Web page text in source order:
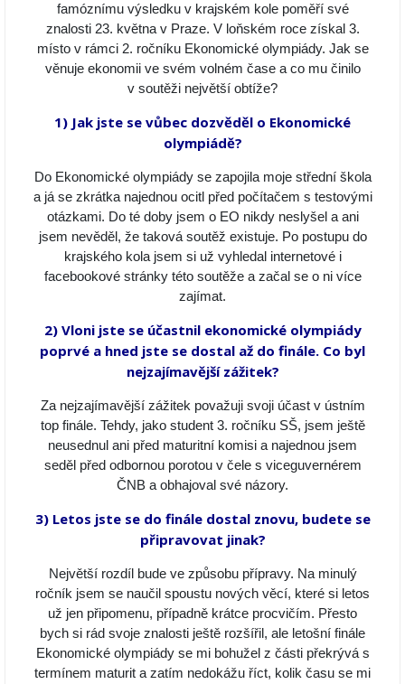
famóznímu výsledku v krajském kole poměří své
znalosti 23. května v Praze. V loňském roce získal 3.
místo v rámci 2. ročníku Ekonomické olympiády. Jak se
věnuje ekonomii ve svém volném čase a co mu činilo
v soutěži největší obtíže?
1) Jak jste se vůbec dozvěděl o Ekonomické
olympiádě?
Do Ekonomické olympiády se zapojila moje střední škola
a já se zkrátka najednou ocitl před počítačem s testovými
otázkami. Do té doby jsem o EO nikdy neslyšel a ani
jsem nevěděl, že taková soutěž existuje. Po postupu do
krajského kola jsem si už vyhledal internetové i
facebookové stránky této soutěže a začal se o ni více
zajímat.
2) Vloni jste se účastnil ekonomické olympiády
poprvé a hned jste se dostal až do finále. Co byl
nejzajímavější zážitek?
Za nejzajímavější zážitek považuji svoji účast v ústním
top finále. Tehdy, jako student 3. ročníku SŠ, jsem ještě
neusednul ani před maturitní komisi a najednou jsem
seděl před odbornou porotou v čele s viceguvernérem
ČNB a obhajoval své názory.
3) Letos jste se do finále dostal znovu, budete se
připravovat jinak?
Největší rozdíl bude ve způsobu přípravy. Na minulý
ročník jsem se naučil spoustu nových věcí, které si letos
už jen připomenu, případně krátce procvičím. Přesto
bych si rád svoje znalosti ještě rozšířil, ale letošní finále
Ekonomické olympiády se mi bohužel z části překrývá s
termínem maturit a zatím nedokážu říct, kolik času se mi